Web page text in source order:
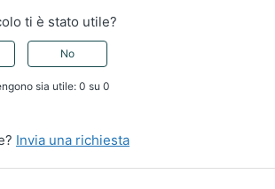
ti è stato utile?
No
sia utile: 0 su 0
Invia una richiesta